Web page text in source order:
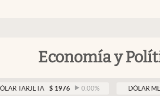
Economía y
TARJETA $ 1976 0.00% DÓLAR MEP $